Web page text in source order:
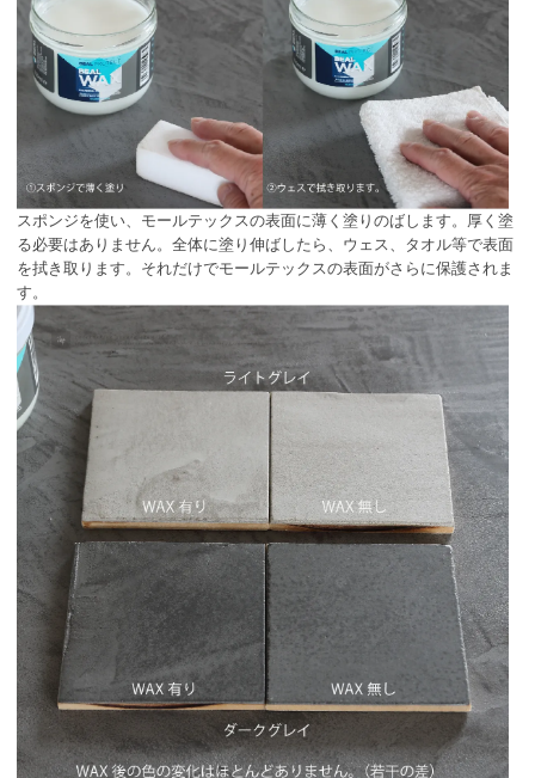
スポンジを使い、モールテックスの表面に薄く塗りのばします。厚く塗
る必要はありません。全体に塗り伸ばしたら、ウェス、タオル等で表面
を拭き取ります。それだけでモールテックスの表面がさらに保護されま
す。